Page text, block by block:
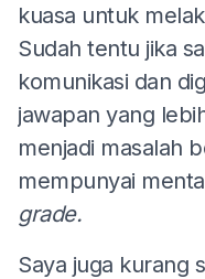
kuasa untuk
Sudah tentu jika
komunikasi dan
jawapan yang
menjadi masalah
mempunyai
grade.
Saya juga kurang